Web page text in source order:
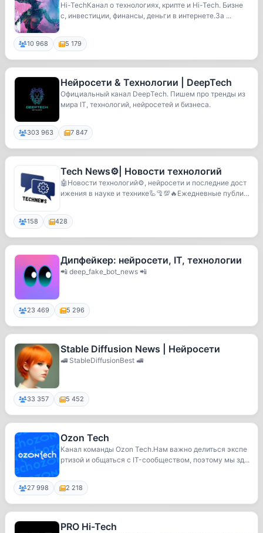
Hi-TechКанал о технологиях, крипте и Hi-Tech. Бизне
с, инвестиции, финансы, деньги в интернете.За ...
10 968 5 179
Нейросети & Технологии | DeepTech
Официальный канал DeepTech. Пишем про тренды из
мира IT, технологий, нейросетей и бизнеса.
303 963 7 847
Tech News⚙️| Новости технологий
🤖Новости технологий⚙️, нейросети и последние дост
ижения в науке и технике🦾🦿💯🔥Ежедневные публик
158 428
Дипфейкер: нейросети, IT, технологии
📲 deep_fake_bot_news 📲
23 469 5 296
Stable Diffusion News | Нейросети
🚅 StableDiffusionBest 🚅
33 357 5 452
Ozon Tech
Канал команды Ozon Tech.Нам важно делиться экспе
ртизой и общаться с IT-сообществом, поэтому мы зд...
27 998 2 218
PRO Hi-Tech